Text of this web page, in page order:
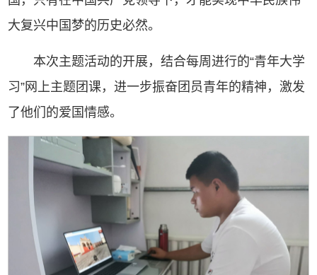
大复兴中国梦的历史必然。
本次主题活动的开展，结合每周进行的“青年大学
习”网上主题团课，进一步振奋团员青年的精神，激发
了他们的爱国情感。